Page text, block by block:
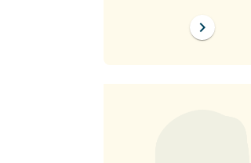
chevron_right